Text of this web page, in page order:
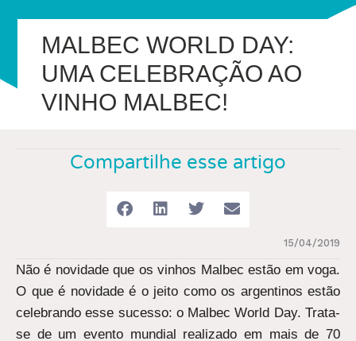
MALBEC WORLD DAY:
UMA CELEBRAÇÃO AO
VINHO MALBEC!
Compartilhe esse artigo
15/04/2019
Não é novidade que os vinhos Malbec estão em voga.
O que é novidade é o jeito como os argentinos estão
celebrando esse sucesso: o Malbec World Day. Trata-
se de um evento mundial realizado em mais de 70